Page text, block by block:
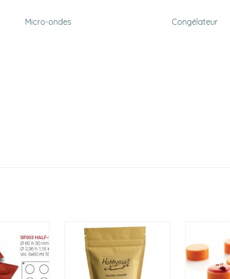
Micro-ondes Congélateur